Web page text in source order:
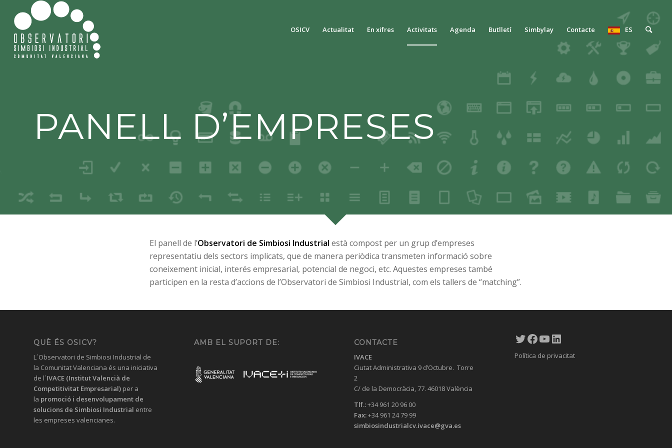
OSICV Actualitat En xifres Activitats Agenda Butlletí Simbylay Contacte ES
PANELL D’EMPRESES
El panell de l’Observatori de Simbiosi Industrial està compost per un grup d’empreses
representatiu dels sectors implicats, que de manera periòdica transmeten informació sobre
coneixement inicial, interés empresarial, potencial de negoci, etc. Aquestes empreses també
participen en la resta d’accions de l’Observatori de Simbiosi Industrial, com els tallers de “matching”.
QUÈ ÉS OSICV?
L´Observatori de Simbiosi Industrial de
la Comunitat Valenciana és una iniciativa
de l´IVACE (Institut Valencià de
Competitivitat Empresarial) per a
la promoció i desenvolupament de
solucions de Simbiosi Industrial entre
les empreses valencianes.
AMB EL SUPORT DE:
CONTACTE
IVACE
Ciutat Administrativa 9 d’Octubre. Torre
2
C/ de la Democràcia, 77. 46018 València
Tlf.:+34 961 20 96 00
Fax:+34 961 24 79 99
simbiosindustrialcv.ivace@gva.es
Twitter
Facebook
YouTube
LinkedIn
Política de privacitat